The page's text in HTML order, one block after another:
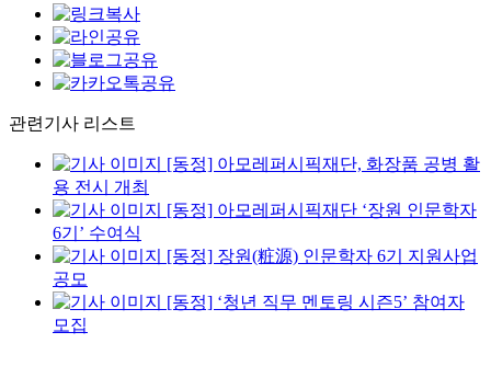
관련기사 리스트
[동정] 아모레퍼시픽재단, 화장품 공병 활
용 전시 개최
[동정] 아모레퍼시픽재단 ‘장원 인문학자
6기’ 수여식
[동정] 장원(粧源) 인문학자 6기 지원사업
공모
[동정] ‘청년 직무 멘토링 시즌5’ 참여자
모집